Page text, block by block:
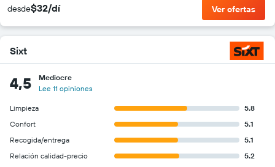
desde$32/dí Ver ofertas
Sixt
4,5
Mediocre
Lee 11 opiniones
Limpieza
5.8
Confort
5.1
Recogida/entrega
5.1
Relación calidad-precio
5.2